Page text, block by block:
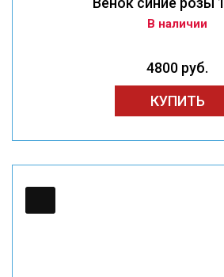
В наличии
4800 руб.
КУПИТЬ